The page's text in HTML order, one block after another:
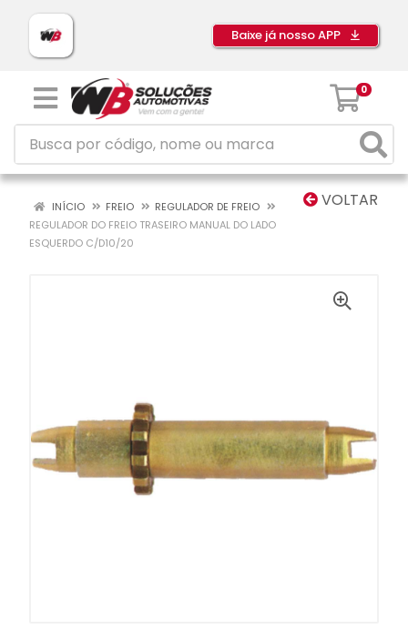
Baixe já nosso APP
0
VOLTAR
INÍCIO FREIO
REGULADOR DE FREIO
REGULADOR DO FREIO TRASEIRO MANUAL DO LADO
ESQUERDO C/D10/20